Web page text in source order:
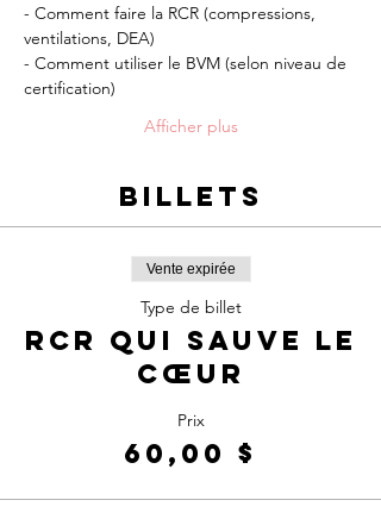
- Comment faire la RCR (compressions,
ventilations, DEA)
- Comment utiliser le BVM (selon niveau de
certification)
Afficher plus
Billets
Vente expirée
Type de billet
RCR qui sauve le
cœur
Prix
60,00 $